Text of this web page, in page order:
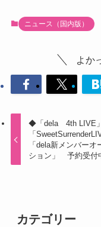
ニュース（国内版）
よか
◆「dela 4th LIVE」
「
「dela新メンバーオ
ション」 予約受付
カテゴリー